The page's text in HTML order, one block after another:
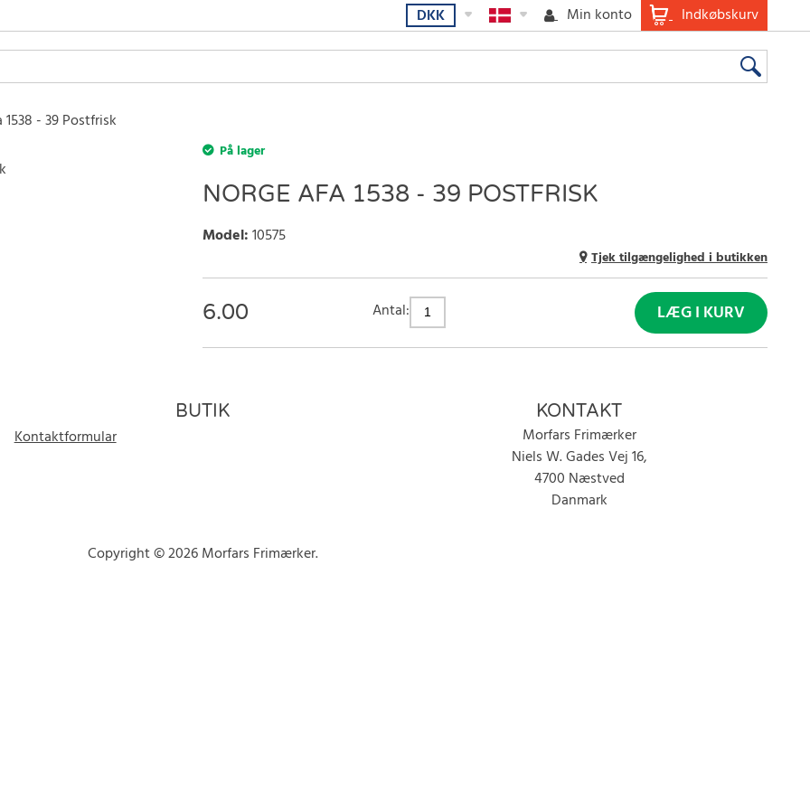
Indkøbskurv
Min konto
DKK
- 39 Postfrisk
På lager
NORGE AFA 1538 - 39 POSTFRISK
Model:10575
Tjek tilgængelighed i butikken
6.00 Antal: LÆG I KURV
BUTIK
Kontaktformular
KONTAKT
Morfars Frimærker
Niels W. Gades Vej 16,
4700 Næstved
Danmark
Copyright © 2026 Morfars Frimærker.